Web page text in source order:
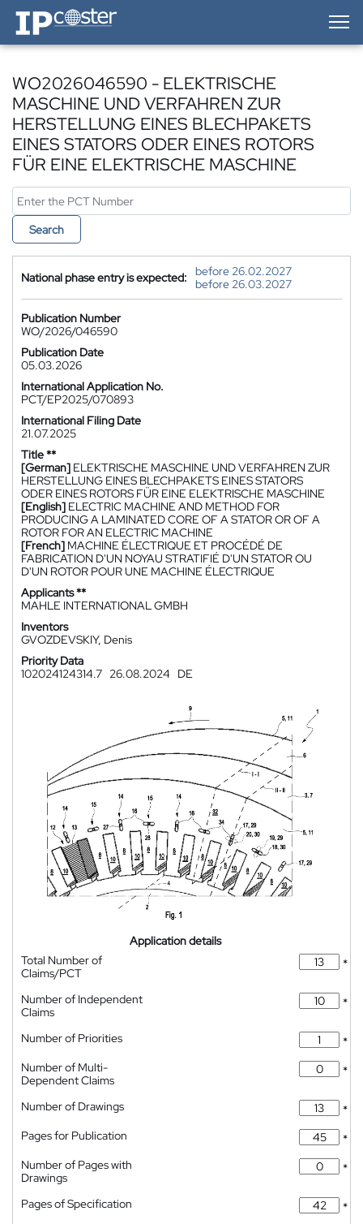
IP-Coster — Home
WO2026046590 - ELEKTRISCHE
MASCHINE UND VERFAHREN ZUR
HERSTELLUNG EINES BLECHPAKETS
EINES STATORS ODER EINES ROTORS
FÜR EINE ELEKTRISCHE MASCHINE
Search
National phase entry is expected:
before 26.02.2027
before 26.03.2027
Publication Number
WO/2026/046590
Publication Date
05.03.2026
International Application No.
PCT/EP2025/070893
International Filing Date
21.07.2025
Title **
[German] ELEKTRISCHE MASCHINE UND VERFAHREN ZUR
HERSTELLUNG EINES BLECHPAKETS EINES STATORS
ODER EINES ROTORS FÜR EINE ELEKTRISCHE MASCHINE
[English] ELECTRIC MACHINE AND METHOD FOR
PRODUCING A LAMINATED CORE OF A STATOR OR OF A
ROTOR FOR AN ELECTRIC MACHINE
[French] MACHINE ÉLECTRIQUE ET PROCÉDÉ DE
FABRICATION D'UN NOYAU STRATIFIÉ D'UN STATOR OU
D'UN ROTOR POUR UNE MACHINE ÉLECTRIQUE
Applicants **
MAHLE INTERNATIONAL GMBH
Inventors
GVOZDEVSKIY, Denis
Priority Data
102024124314.7 26.08.2024 DE
Application details
Total Number of
Claims/PCT
*
Number of Independent
Claims
*
Number of Priorities
*
Number of Multi-
Dependent Claims
*
Number of Drawings
*
Pages for Publication
*
Number of Pages with
Drawings
*
Pages of Specification
*